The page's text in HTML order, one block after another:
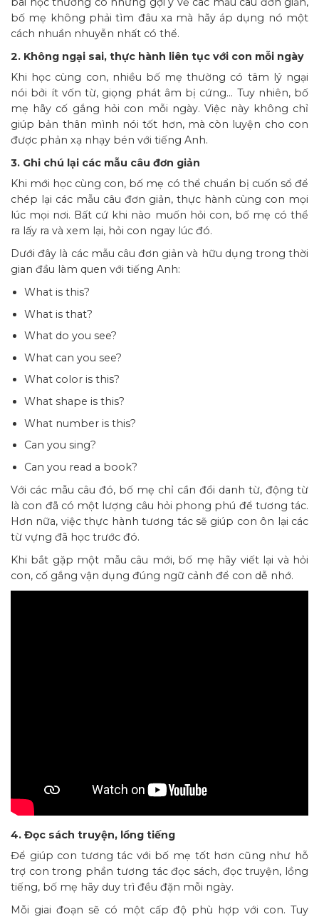
bố mẹ không phải tìm đâu xa mà hãy áp dụng nó một
cách nhuần nhuyễn nhất có thể.
2. Không ngại sai, thực hành liên tục với con mỗi ngày
Khi học cùng con, nhiều bố mẹ thường có tâm lý ngại
nói bởi ít vốn từ, giọng phát âm bị cứng… Tuy nhiên, bố
mẹ hãy cố gắng hỏi con mỗi ngày. Việc này không chỉ
giúp bản thân mình nói tốt hơn, mà còn luyện cho con
được phản xạ nhạy bén với tiếng Anh.
3. Ghi chú lại các mẫu câu đơn giản
Khi mới học cùng con, bố mẹ có thể chuẩn bị cuốn sổ để
chép lại các mẫu câu đơn giản, thực hành cùng con mọi
lúc mọi nơi. Bất cứ khi nào muốn hỏi con, bố mẹ có thể
ra lấy ra và xem lại, hỏi con ngay lúc đó.
Dưới đây là các mẫu câu đơn giản và hữu dụng trong thời
gian đầu làm quen với tiếng Anh:
What is this?
What is that?
What do you see?
What can you see?
What color is this?
What shape is this?
What number is this?
Can you sing?
Can you read a book?
Với các mẫu câu đó, bố mẹ chỉ cần đổi danh từ, động từ
là con đã có một lượng câu hỏi phong phú để tương tác.
Hơn nữa, việc thực hành tương tác sẽ giúp con ôn lại các
từ vựng đã học trước đó.
Khi bắt gặp một mẫu câu mới, bố mẹ hãy viết lại và hỏi
con, cố gắng vận dụng đúng ngữ cảnh để con dễ nhớ.
4. Đọc sách truyện, lồng tiếng
Để giúp con tương tác với bố mẹ tốt hơn cũng như hỗ
trợ con trong phần tương tác đọc sách, đọc truyện, lồng
tiếng, bố mẹ hãy duy trì đều đặn mỗi ngày.
Mỗi giai đoạn sẽ có một cấp độ phù hợp với con. Tuy